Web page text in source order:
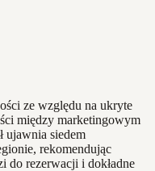
ze względu na ukryte
między marketingowym
ujawnia siedem
rekomendując
do rezerwacji i dokładne